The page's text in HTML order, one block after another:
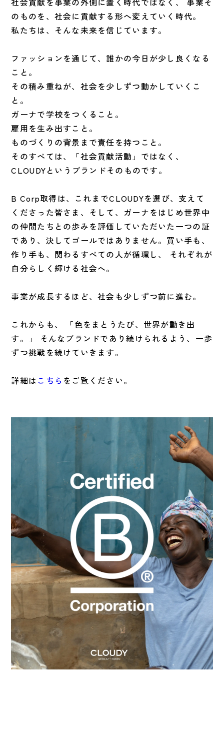
のものを、社会に貢献する形へ変えていく時代。
私たちは、そんな未来を信じています。
ファッションを通じて、誰かの今日が少し良くなる
こと。
その積み重ねが、社会を少しずつ動かしていくこ
と。
ガーナで学校をつくること。
雇用を生み出すこと。
ものづくりの背景まで責任を持つこと。
そのすべては、「社会貢献活動」ではなく、
CLOUDYというブランドそのものです。
B Corp取得は、これまでCLOUDYを選び、支えて
くださった皆さま、そして、ガーナをはじめ世界中
の仲間たちとの歩みを評価していただいた一つの証
であり、決してゴールではありません。買い手も、
作り手も、関わるすべての人が循環し、 それぞれが
自分らしく輝ける社会へ。
事業が成長するほど、社会も少しずつ前に進む。
これからも、 「色をまとうたび、世界が動き出
す。」 そんなブランドであり続けられるよう、一歩
ずつ挑戦を続けていきます。
詳細はこちら をご覧ください。